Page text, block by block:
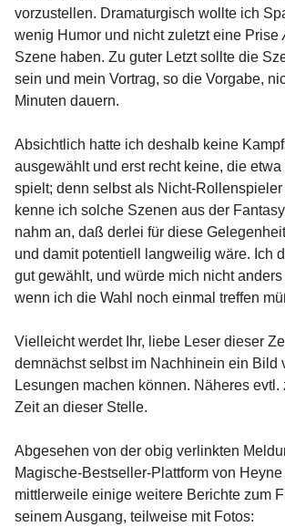
vorzustellen. Dramaturgisch wollte ich
wenig Humor und nicht zuletzt eine Prise
Szene haben. Zu guter Letzt sollte die
sein und mein Vortrag, so die Vorgabe,
Minuten dauern.
Absichtlich hatte ich deshalb keine
ausgewählt und erst recht keine, die
spielt; denn selbst als Nicht-
kenne ich solche Szenen aus der
nahm an, daß derlei für diese
und damit potentiell langweilig wäre. Ich
gut gewählt, und würde mich nicht
wenn ich die Wahl noch einmal treffen
Vielleicht werdet Ihr, liebe Leser dieser
demnächst selbst im Nachhinein ein Bild
Lesungen machen können. Näheres evtl.
Zeit an dieser Stelle.
Abgesehen von der obig verlinkten
Magische-Bestseller-Plattform von
mittlerweile einige weitere Berichte zum
seinem Ausgang, teilweise mit Fotos: